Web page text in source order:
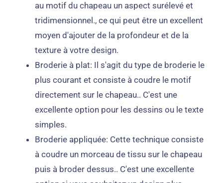
au motif du chapeau un aspect surélevé et
tridimensionnel., ce qui peut être un excellent
moyen d'ajouter de la profondeur et de la
texture à votre design.
Broderie à plat: Il s'agit du type de broderie le
plus courant et consiste à coudre le motif
directement sur le chapeau.. C'est une
excellente option pour les dessins ou le texte
simples.
Broderie appliquée: Cette technique consiste
à coudre un morceau de tissu sur le chapeau
puis à broder dessus.. C'est une excellente